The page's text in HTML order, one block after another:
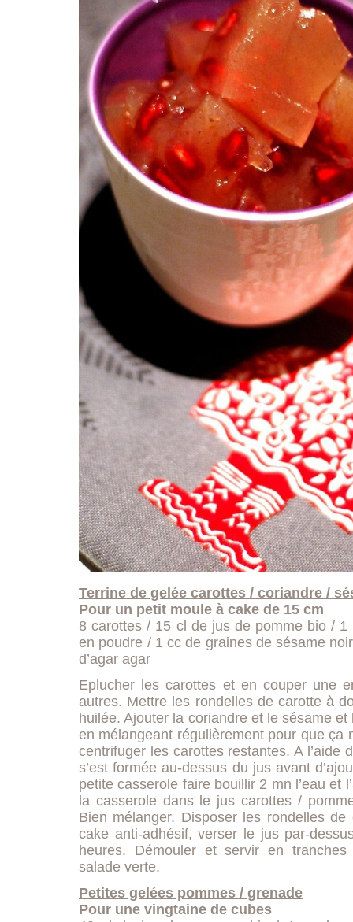
Terrine de gelée carottes / coriandre /
Pour un petit moule à cake de 15 cm
8 carottes / 15 cl de jus de pomme bio /
en poudre / 1 cc de graines de sésame
d’agar agar
Eplucher les carottes et en couper une
autres. Mettre les rondelles de carotte à
huilée. Ajouter la coriandre et le sésame
en mélangeant régulièrement pour que ça
centrifuger les carottes restantes. A l’aide
s’est formée au-dessus du jus avant
petite casserole faire bouillir 2 mn l’eau et
la casserole dans le jus carottes /
Bien mélanger. Disposer les rondelles
cake anti-adhésif, verser le jus par-
heures. Démouler et servir en tranches
salade verte.
Petites gelées pommes / grenade
Pour une vingtaine de cubes